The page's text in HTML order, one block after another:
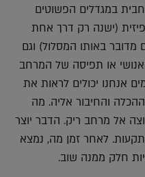
במגדלים הפשוטים
(ישנה רק דרך אחת
באותו המסלול) וגם
או תפיסה של המרחב
אנחנו יכולים לראות את
והחיבור אליה. מה
אל מרחב ריק. הדבר יוצר
לאחר זמן מה, נמצא
חלק ממנה שוב.